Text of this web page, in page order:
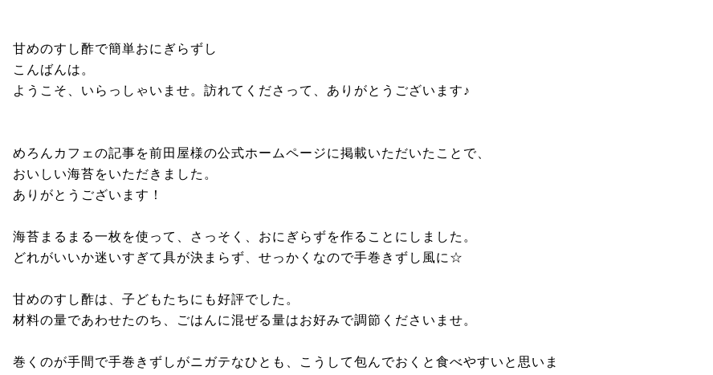
甘めのすし酢で簡単おにぎらずし
こんばんは。
ようこそ、いらっしゃいませ。訪れてくださって、ありがとうございます♪
めろんカフェの記事を前田屋様の公式ホームページに掲載いただいたことで、
おいしい海苔をいただきました。
ありがとうございます！
海苔まるまる一枚を使って、さっそく、おにぎらずを作ることにしました。
どれがいいか迷いすぎて具が決まらず、せっかくなので手巻きずし風に☆
甘めのすし酢は、子どもたちにも好評でした。
材料の量であわせたのち、ごはんに混ぜる量はお好みで調節くださいませ。
巻くのが手間で手巻きずしがニガテなひとも、こうして包んでおくと食べやすいと思いま